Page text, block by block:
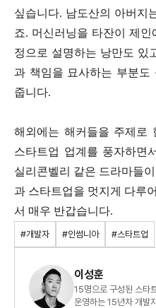
싶습니다. 남도산의 아버지
죠. 머신러닝을 타잔이 제
정으로 설명하는 낭만도 있
과 책임을 묘사하는 부분도
줍니다.
해외에는 해커들을 주제로
스타트업 업계를 풍자하면
실리콘벨리 같은 드라마들
과 스타트업을 멋지게 다루
서 매우 반갑습니다.
#개발자 #인썸니아 #스타트업
이성훈
15명으로 구성된 스타
운영하는 15년차 개발